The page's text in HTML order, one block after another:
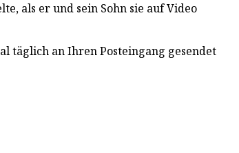
als er und sein Sohn sie auf Video
täglich an Ihren Posteingang gesendet